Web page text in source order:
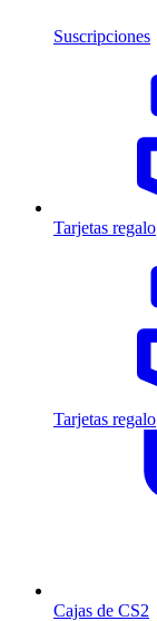
Suscripciones
Tarjetas regalo
Tarjetas regalo
Cajas de CS2